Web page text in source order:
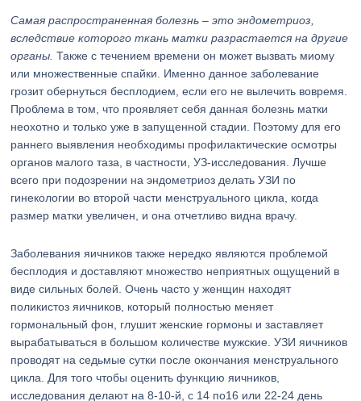
Самая распространенная болезнь – это эндометриоз,
вследствие которого ткань матки разрастается на другие
органы. Также с течением времени он может вызвать миому
или множественные спайки. Именно данное заболевание
грозит обернуться бесплодием, если его не вылечить вовремя.
Проблема в том, что проявляет себя данная болезнь матки
неохотно и только уже в запущенной стадии. Поэтому для его
раннего выявления необходимы профилактические осмотры
органов малого таза, в частности, УЗ-исследования. Лучше
всего при подозрении на эндометриоз делать УЗИ по
гинекологии во второй части менструального цикла, когда
размер матки увеличен, и она отчетливо видна врачу.
Заболевания яичников также нередко являются проблемой
бесплодия и доставляют множество неприятных ощущений в
виде сильных болей. Очень часто у женщин находят
поликистоз яичников, который полностью меняет
гормональный фон, глушит женские гормоны и заставляет
вырабатываться в большом количестве мужские. УЗИ яичников
проводят на седьмые сутки после окончания менструального
цикла. Для того чтобы оценить функцию яичников,
исследования делают на 8-10-й, с 14 по16 или 22-24 день